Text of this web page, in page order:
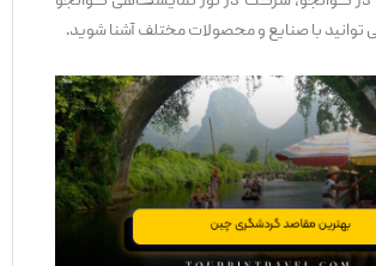
با صنایع و محصولات مختلف آشنا شوید.